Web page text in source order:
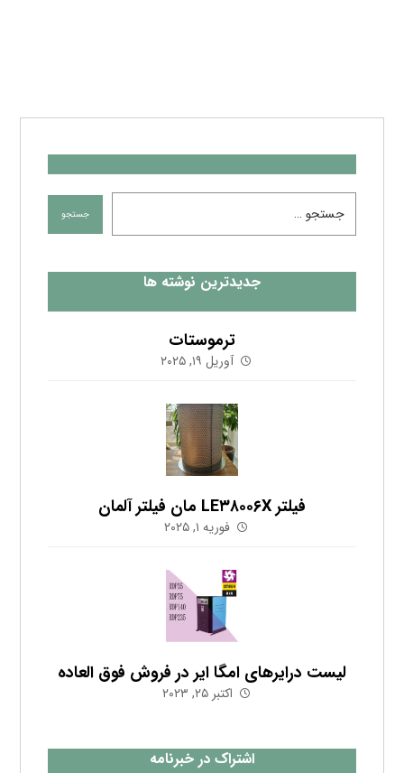
جدیدترین نوشته ها
ترموستات
آوریل ۱۹, ۲۰۲۵
فیلتر LE۳۸۰۰۶X مان فیلتر آلمان
فوریه ۱, ۲۰۲۵
لیست درایرهای امگا ایر در فروش فوق العاده
اکتبر ۲۵, ۲۰۲۳
اشتراک در خبرنامه